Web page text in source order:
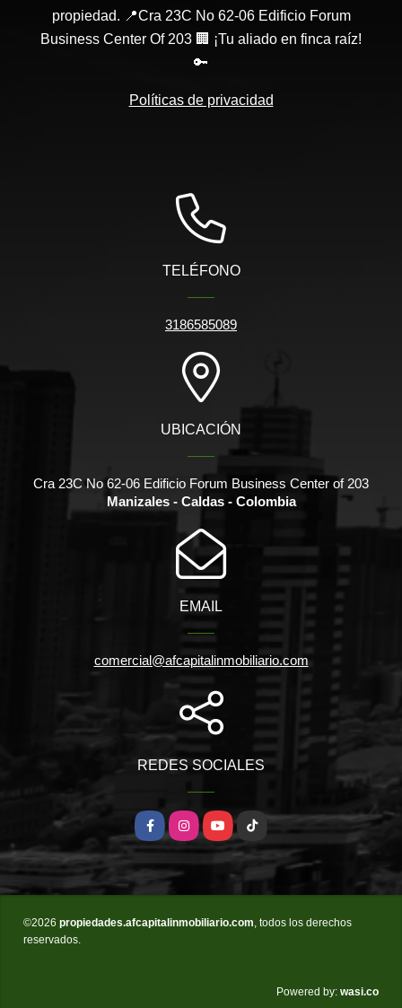
propiedad. 📍Cra 23C No 62-06 Edificio Forum
Business Center Of 203 🏢 ¡Tu aliado en finca raíz!
🔑
Políticas de privacidad
TELÉFONO
3186585089
UBICACIÓN
Cra 23C No 62-06 Edificio Forum Business Center of 203
Manizales - Caldas - Colombia
EMAIL
comercial@afcapitalinmobiliario.com
REDES SOCIALES
FacebookInstagramYouTubeTikTok
©2026 propiedades.afcapitalinmobiliario.com, todos los derechos
reservados.
Powered by: wasi.co